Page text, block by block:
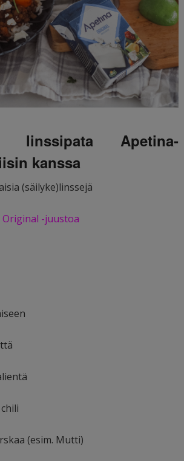
linssipata Apetina-
kanssa
(säilyke)linssejä
Original -juustoa
(esim. Mutti)